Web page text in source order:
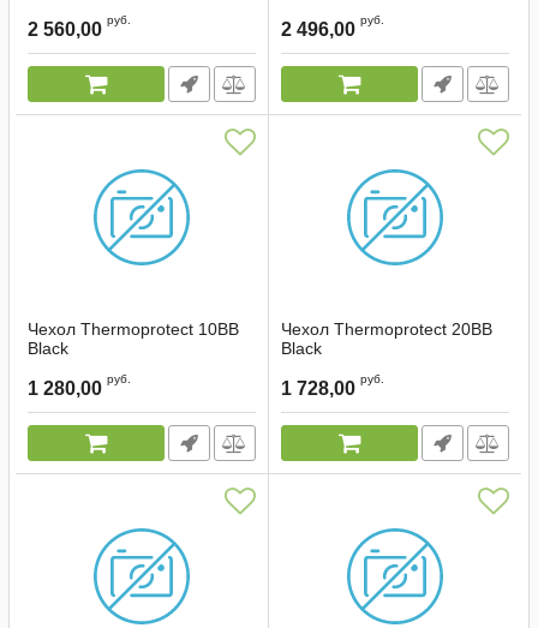
2 560,00 руб.
Артикул: 00074
2 496,00 руб.
Чехол Thermoprotect 10BB
Black
1 280,00 руб.
Чехол Thermoprotect 20BB
Black
1 728,00 руб.